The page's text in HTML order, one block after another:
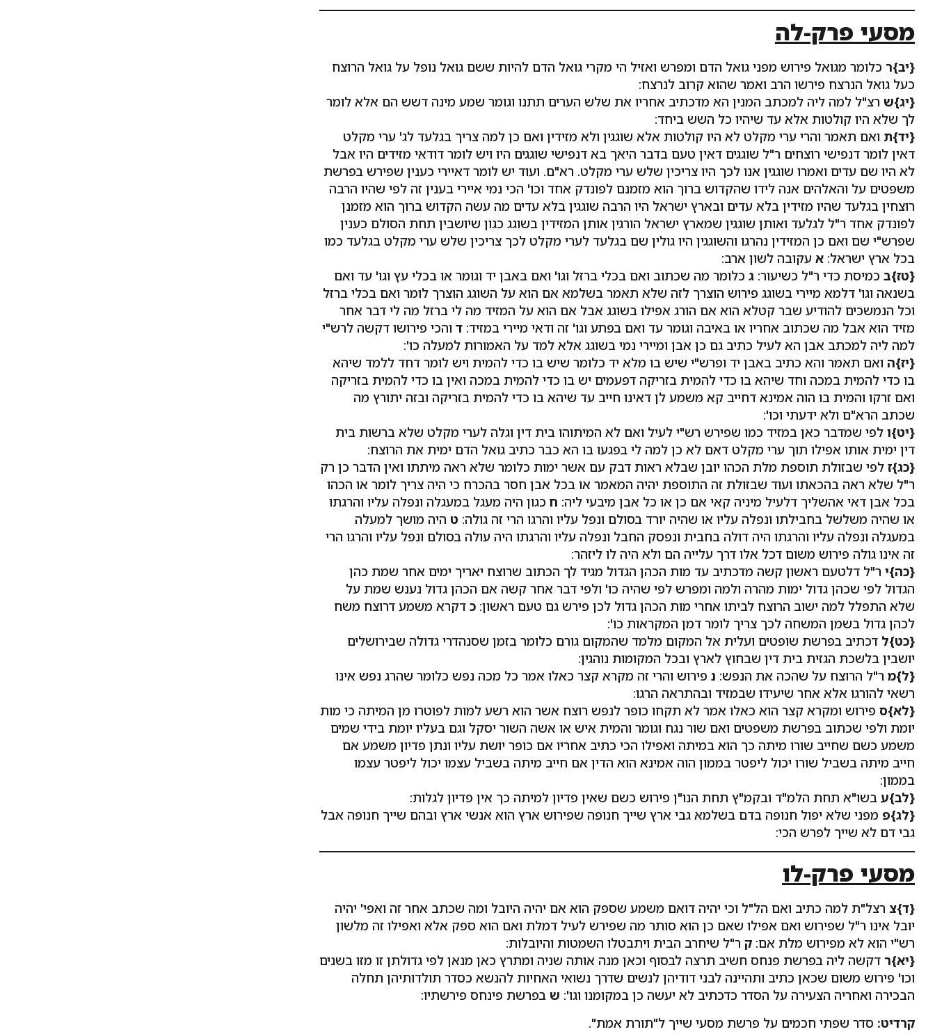
מסעי פרק-לה
{יב}ר כלומר מגואל פירוש מפני גואל הדם ומפרש ואזיל הי מקרי גואל הדם להיות ששם גואל נופל על גואל הרוצח
כעל גואל הנרצח פירשו הרב ואמר שהוא קרוב לנרצח:
{יג}ש רצ"ל למה ליה למכתב המנין הא מדכתיב אחריו את שלש הערים תתנו וגומר שמע מינה דשש הם אלא לומר
לך שלא היו קולטות אלא עד שיהיו כל השש ביחד:
{יד}ת ואם תאמר והרי ערי מקלט לא היו קולטות אלא שוגגין ולא מזידין ואם כן למה צריך בגלעד לג' ערי מקלט
דאין לומר דנפישי רוצחים ר"ל שוגגים דאין טעם בדבר היאך בא דנפישי שוגגים היו ויש לומר דודאי מזידים היו אבל
לא היו שם עדים ואמרו שוגגין אנו לכך היו צריכין שלש ערי מקלט. רא"ם. ועוד יש לומר דאיירי כענין שפירש בפרשת
משפטים על והאלהים אנה לידו שהקדוש ברוך הוא מזמנם לפונדק אחד וכו' הכי נמי איירי בענין זה לפי שהיו הרבה
רוצחין בגלעד שהיו מזידין בלא עדים ובארץ ישראל היו הרבה שוגגין בלא עדים מה עשה הקדוש ברוך הוא מזמנן
לפונדק אחד ר"ל לגלעד ואותן שוגגין שמארץ ישראל הורגין אותן המזידין בשוגג כגון שיושבין תחת הסולם כענין
שפרש"י שם ואם כן המזידין נהרגו והשוגגין היו גולין שם בגלעד לערי מקלט לכך צריכין שלש ערי מקלט בגלעד כמו
בכל ארץ ישראל: א עקובה לשון ארב:
{טז}ב כמיסת כדי ר"ל כשיעור: ג כלומר מה שכתוב ואם בכלי ברזל וגו' ואם באבן יד וגומר או בכלי עץ וגו' עד ואם
בשנאה וגו' דלמא מיירי בשוגג פירוש הוצרך לזה שלא תאמר בשלמא אם הוא על השוגג הוצרך לומר ואם בכלי ברזל
וכל הנמשכים להודיע שבר קטלא הוא אם הורג אפילו בשוגג אבל אם הוא על המזיד מה לי ברזל מה לי דבר אחר
מזיד הוא אבל מה שכתוב אחריו או באיבה וגומר עד ואם בפתע וגו' זה ודאי מיירי במזיד: ד והכי פירושו דקשה לרש"י
למה ליה למכתב אבן הא לעיל כתיב גם כן אבן ומיירי נמי בשוגג אלא למד על האמורות למעלה כו':
{יז}ה ואם תאמר והא כתיב באבן יד ופרש"י שיש בו מלא יד כלומר שיש בו כדי להמית ויש לומר דחד ללמד שיהא
בו כדי להמית במכה וחד שיהא בו כדי להמית בזריקה דפעמים יש בו כדי להמית במכה ואין בו כדי להמית בזריקה
ואם זרקו והמית בו הוה אמינא דחייב קא משמע לן דאינו חייב עד שיהא בו כדי להמית בזריקה ובזה יתורץ מה
שכתב הרא"ם ולא ידעתי וכו':
{יט}ו לפי שמדבר כאן במזיד כמו שפירש רש"י לעיל ואם לא המיתוהו בית דין וגלה לערי מקלט שלא ברשות בית
דין ימית אותו אפילו תוך ערי מקלט דאם לא כן למה לי בפגעו בו הא כבר כתיב גואל הדם ימית את הרוצח:
{כג}ז לפי שבזולת תוספת מלת הכהו יובן שבלא ראות דבק עם אשר ימות כלומר שלא ראה מיתתו ואין הדבר כן רק
ר"ל שלא ראה בהכאתו ועוד שבזולת זה התוספת יהיה המאמר או בכל אבן חסר בהכרח כי היה צריך לומר או הכהו
בכל אבן דאי אהשליך דלעיל מיניה קאי אם כן או כל אבן מיבעי ליה: ח כגון היה מעגל במעגלה ונפלה עליו והרגתו
או שהיה משלשל בחבילתו ונפלה עליו או שהיה יורד בסולם ונפל עליו והרגו הרי זה גולה: ט היה מושך למעלה
במעגלה ונפלה עליו והרגתו היה דולה בחבית ונפסק החבל ונפלה עליו והרגתו היה עולה בסולם ונפל עליו והרגו הרי
זה אינו גולה פירוש משום דכל אלו דרך עלייה הם ולא היה לו ליזהר:
{כה}י ר"ל דלטעם ראשון קשה מדכתיב עד מות הכהן הגדול מגיד לך הכתוב שרוצח יאריך ימים אחר שמת כהן
הגדול לפי שכהן גדול ימות מהרה ולמה ומפרש לפי שהיה כו' ולפי דבר אחר קשה אם הכהן גדול נענש שמת על
שלא התפלל למה ישוב הרוצח לביתו אחרי מות הכהן גדול לכן פירש גם טעם ראשון: כ דקרא משמע דרוצח משח
לכהן גדול בשמן המשחה לכך צריך לומר דמן המקראות כו':
{כט}ל דכתיב בפרשת שופטים ועלית אל המקום מלמד שהמקום גורם כלומר בזמן שסנהדרי גדולה שבירושלים
יושבין בלשכת הגזית בית דין שבחוץ לארץ ובכל המקומות נוהגין:
{ל}מ ר"ל הרוצח על שהכה את הנפש: נ פירוש והרי זה מקרא קצר כאלו אמר כל מכה נפש כלומר שהרג נפש אינו
רשאי להורגו אלא אחר שיעידו שבמזיד ובהתראה הרגו:
{לא}ס פירוש ומקרא קצר הוא כאלו אמר לא תקחו כופר לנפש רוצח אשר הוא רשע למות לפוטרו מן המיתה כי מות
יומת ולפי שכתוב בפרשת משפטים ואם שור נגח וגומר והמית איש או אשה השור יסקל וגם בעליו יומת בידי שמים
משמע כשם שחייב שורו מיתה כך הוא במיתה ואפילו הכי כתיב אחריו אם כופר יושת עליו ונתן פדיון משמע אם
חייב מיתה בשביל שורו יכול ליפטר בממון הוה אמינא הוא הדין אם חייב מיתה בשביל עצמו יכול ליפטר עצמו
בממון:
{לב}ע בשו"א תחת הלמ"ד ובקמ"ץ תחת הנו"ן פירוש כשם שאין פדיון למיתה כך אין פדיון לגלות:
{לג}פ מפני שלא יפול חנופה בדם בשלמא גבי ארץ שייך חנופה שפירוש ארץ הוא אנשי ארץ ובהם שייך חנופה אבל
גבי דם לא שייך לפרש הכי:
מסעי פרק-לו
{ד}צ רצל"ת למה כתיב ואם הל"ל וכי יהיה דואם משמע שספק הוא אם יהיה היובל ומה שכתב אחר זה ואפי' יהיה
יובל אינו ר"ל שפירוש ואם אפילו שאם כן הוא סותר מה שפירש לעיל דמלת ואם הוא ספק אלא ואפילו זה מלשון
רש"י הוא לא מפירוש מלת אם: ק ר"ל שיחרב הבית ויתבטלו השמטות והיובלות:
{יא}ר דקשה ליה בפרשת פנחס חשיב תרצה לבסוף וכאן מנה אותה שניה ומתרץ כאן מנאן לפי גדולתן זו מזו בשנים
וכו' פירוש משום שכאן כתיב ותהיינה לבני דודיהן לנשים שדרך נשואי האחיות להנשא כסדר תולדותיהן תחלה
הבכירה ואחריה הצעירה על הסדר כדכתיב לא יעשה כן במקומנו וגו': ש בפרשת פינחס פירשתיו:
קרדיט: סדר שפתי חכמים על פרשת מסעי שייך ל"תורת אמת".